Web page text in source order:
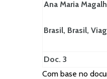
Ana Maria
Brasil, Brasil,
Doc. 3
Com base no